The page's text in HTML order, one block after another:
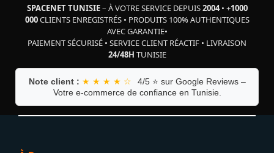
SPACENET TUNISIE– À VOTRE SERVICE DEPUIS2004• +1000
000CLIENTS ENREGISTRÉS• PRODUITS 100% AUTHENTIQUES
AVEC GARANTIE•
PAIEMENT SÉCURISÉ • SERVICE CLIENT RÉACTIF • LIVRAISON
24/48H TUNISIE
Note client : ★ ★ ★ ★ ☆
4/5 ⭐ sur Google Reviews –
Votre e-commerce de confiance en Tunisie.